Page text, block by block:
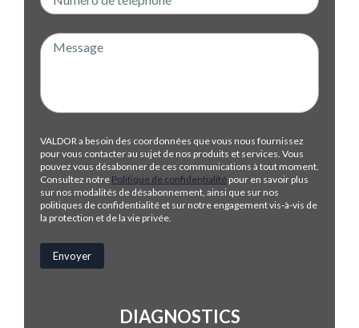
VALDOR a besoin des coordonnées que vous nous fournissez
pour vous contacter au sujet de nos produits et services. Vous
pouvez vous désabonner de ces communications à tout moment.
Consultez notre Politique de confidentialité pour en savoir plus
sur nos modalités de désabonnement, ainsi que sur nos
politiques de confidentialité et sur notre engagement vis-à-vis de
la protection et de la vie privée.
DIAGNOSTICS